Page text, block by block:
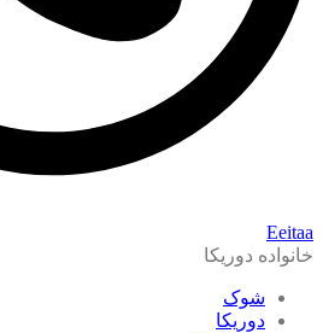
Eeitaa
خانواده دوریکا
شوک
دوریکا